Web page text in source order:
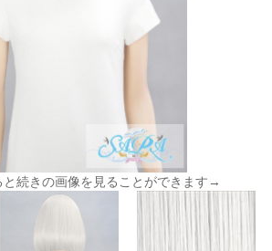
続きの画像を見ることができます→